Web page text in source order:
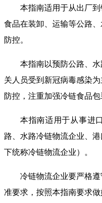
本指南适用于从出厂
食品在装卸、运输等公路
防控。
本指南以预防公路、
关人员受到新冠病毒感染
防控，注重加强冷链食品包
本指南适用于从事进
路、水路冷链物流企业、
下统称冷链物流企业）。
冷链物流企业要严格
准要求，按照本指南要求